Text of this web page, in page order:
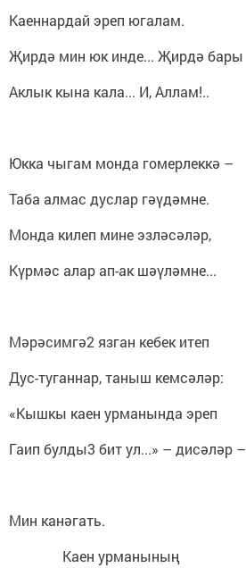
Каеннардай эреп югалам.
Җирдә мин юк инде... Җирдә бары
Аклык кына кала... И, Аллам!..
Юкка чыгам монда гомерлеккә –
Таба алмас дуслар гәүдәмне.
Монда килеп мине эзләсәләр,
Күрмәс алар ап-ак шәүләмне...
Мәрәсимгә2 язган кебек итеп
Дус-туганнар, таныш кемсәләр:
«Кышкы каен урманында эреп
Гаип булды3 бит ул...» – дисәләр –
Мин канәгать.
Каен урманының